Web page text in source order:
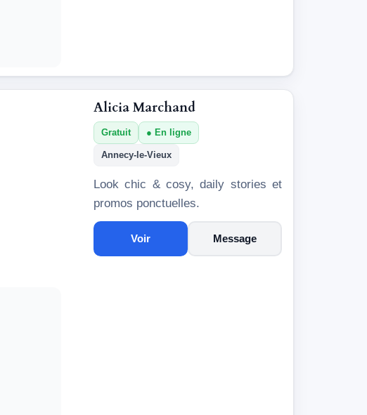
Alicia Marchand
Gratuit En ligne
Annecy-le-Vieux
Look chic & cosy, daily stories et
promos ponctuelles.
Voir Message